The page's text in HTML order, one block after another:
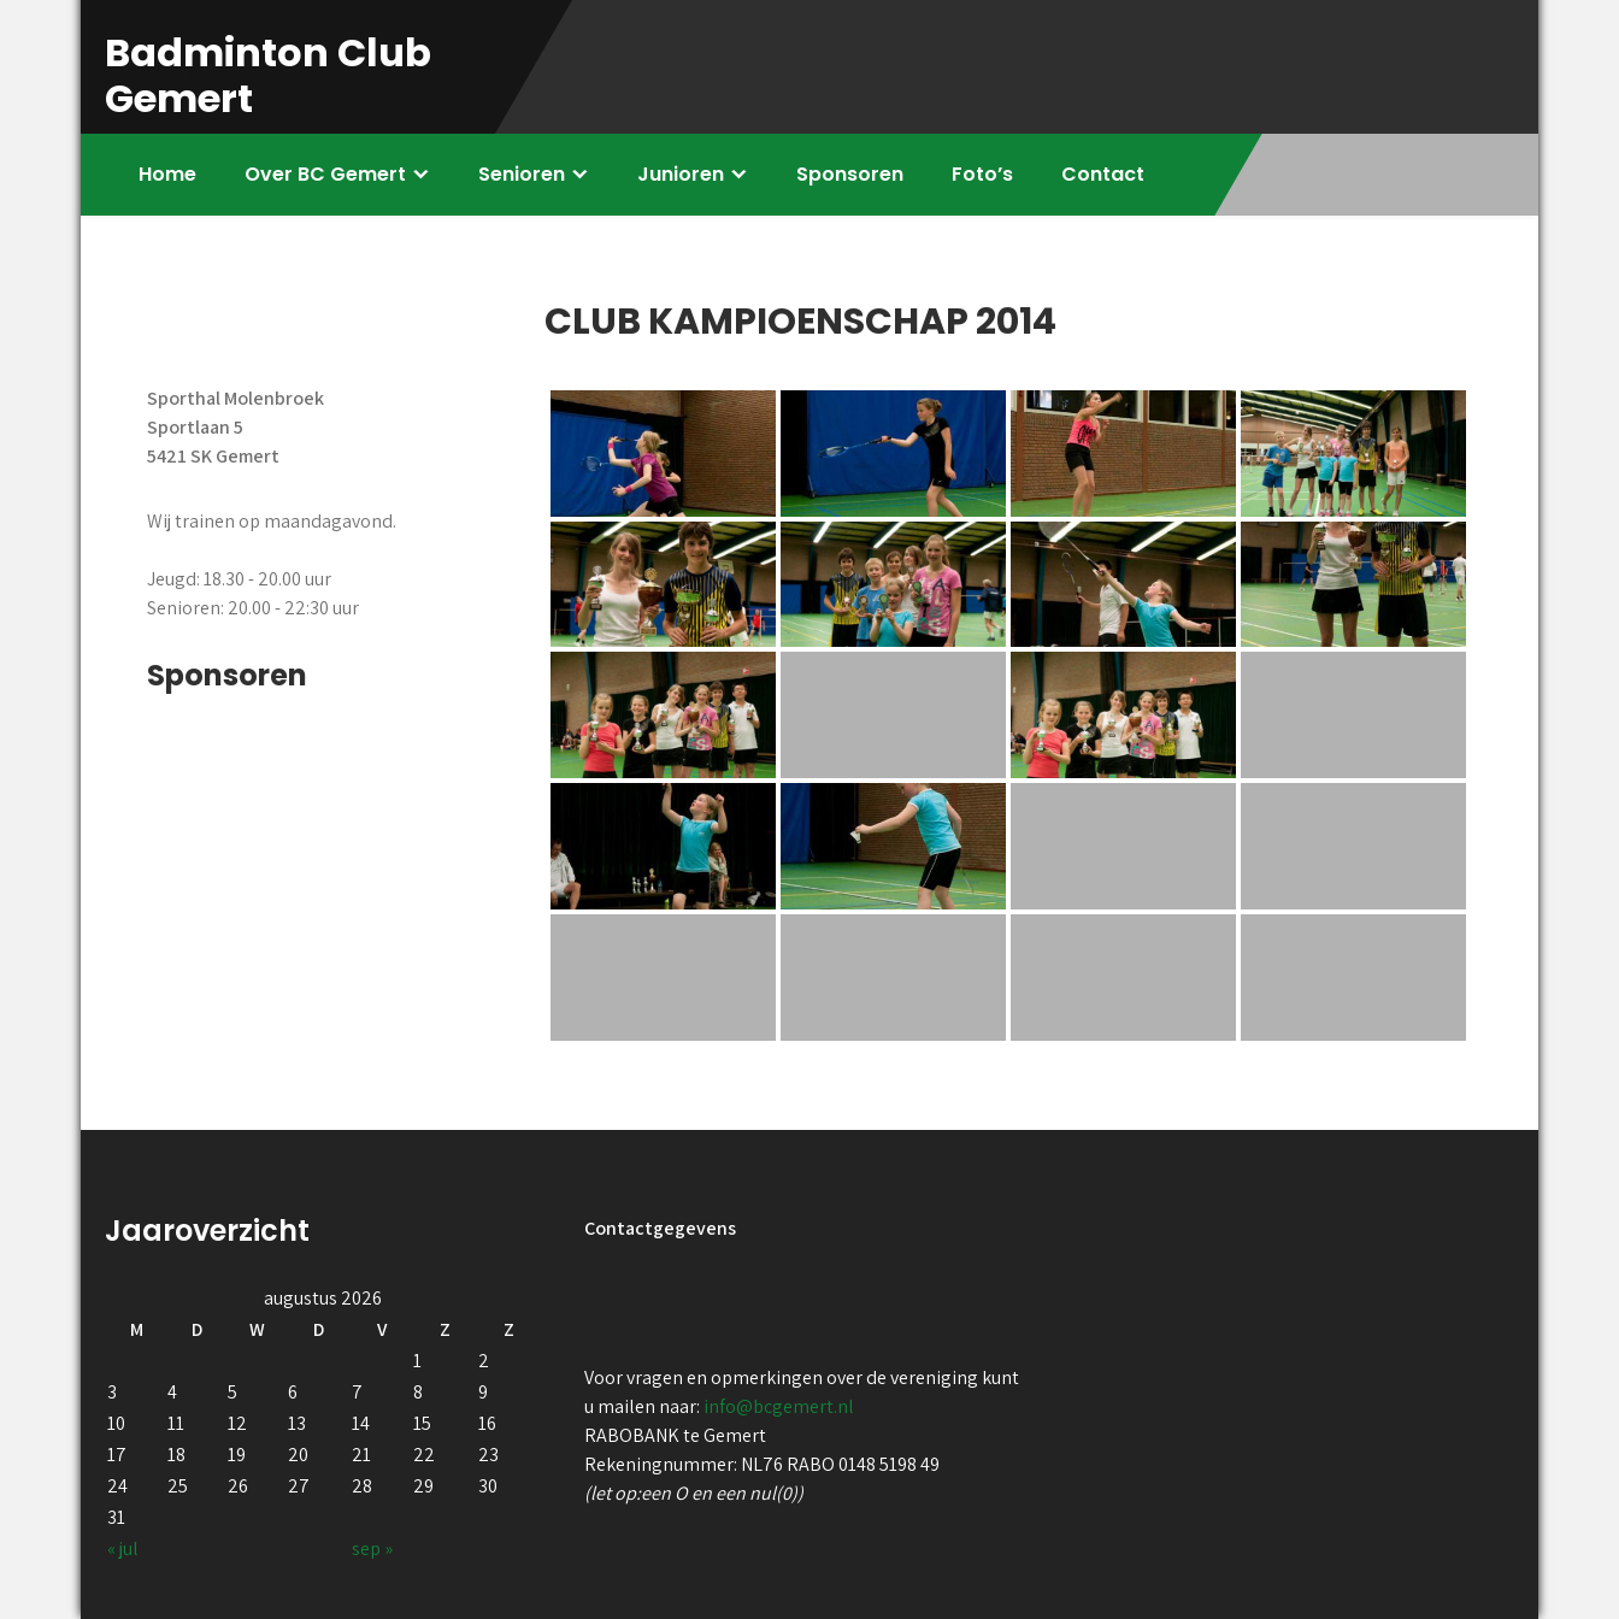
Badminton Club
Gemert
Home Over BC Gemert Senioren Junioren Sponsoren Foto’s Contact
CLUB KAMPIOENSCHAP 2014
Sporthal Molenbroek
Sportlaan 5
5421 SK Gemert
Wij trainen op maandagavond.
Jeugd: 18.30 - 20.00 uur
Senioren: 20.00 - 22:30 uur
Sponsoren
Jaaroverzicht
augustus 2026
M
D W D V Z
Z
1
2
3
4 5 6 7 8
9
10
11 12 13 14 15
16
17
18 19 20 21 22
23
24
25 26 27 28 29
30
31
« jul
sep »
Contactgegevens
Voor vragen en opmerkingen over de vereniging kunt
u mailen naar: info@bcgemert.nl
RABOBANK te Gemert
Rekeningnummer: NL76 RABO 0148 5198 49
(let op:een O en een nul(0))